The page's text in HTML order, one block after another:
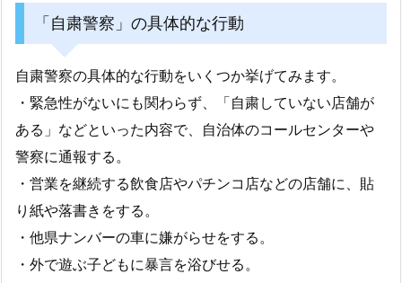
「自粛警察」の具体的な行動
自粛警察の具体的な行動をいくつか挙げてみます。
・緊急性がないにも関わらず、「自粛していない店舗が
ある」などといった内容で、自治体のコールセンターや
警察に通報する。
・営業を継続する飲食店やパチンコ店などの店舗に、貼
り紙や落書きをする。
・他県ナンバーの車に嫌がらせをする。
・外で遊ぶ子どもに暴言を浴びせる。